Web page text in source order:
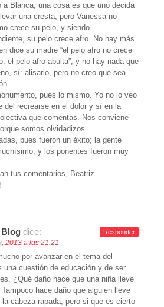
a Blanca, una cosa es que uno decida
una cresta, pero Vanessa no
crece su pelo, y siendo
su pelo crece afro. No hay más.
dice su madre “el pelo afro no crece
el pelo afro abulta”, y no hay nada que
sí: alisarlo, pero no creo que sea
pues lo mismo. Yo no lo veo
del recrearse en el dolor y sí en la
que comentas. Nos conviene
somos olvidadizos.
pues fueron un éxito; la gente
y los ponentes fueron muy
tus comentarios, Beatriz.
Blog dice:
2013 a las 21:21
por avanzar en el tema del
una cuestión de educación y de ser
¿Qué daño hace que una niña lleve
hace daño que alguien lleve
cabeza rapada, pero si que es cierto
Responder